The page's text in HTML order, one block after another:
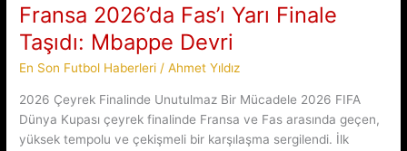
Fransa 2026’da Fas’ı Yarı Finale
Taşıdı: Mbappe Devri
En Son Futbol Haberleri /Ahmet Yıldız
2026 Çeyrek Finalinde Unutulmaz Bir Mücadele 2026 FIFA
Dünya Kupası çeyrek finalinde Fransa ve Fas arasında geçen,
yüksek tempolu ve çekişmeli bir karşılaşma sergilendi. İlk